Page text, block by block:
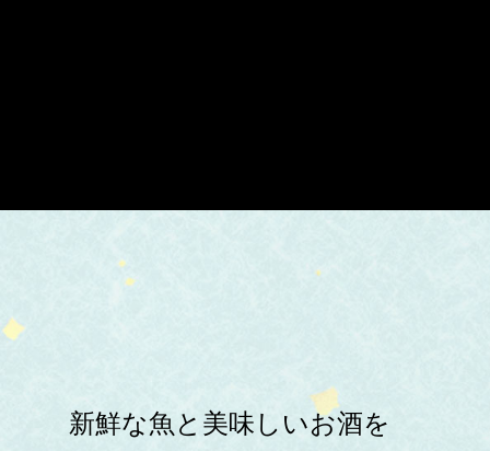
新鮮な魚と美味しいお酒を